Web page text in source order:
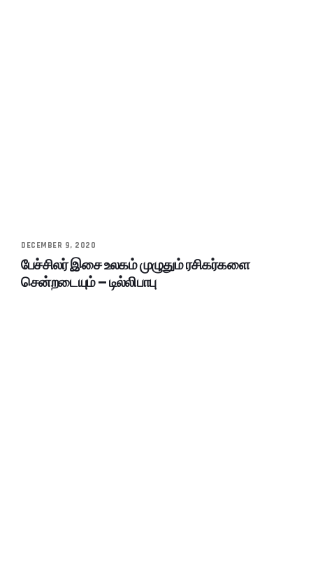
DECEMBER 9, 2020
பேச்சிலர் இசை உலகம் முழுதும் ரசிகர்களை
சென்றடையும் – டில்லிபாபு